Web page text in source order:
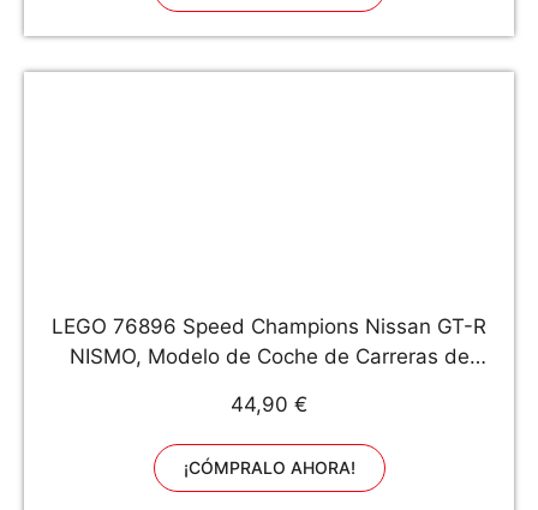
LEGO 76896 Speed Champions Nissan GT-R
NISMO, Modelo de Coche de Carreras de
44,90 €
¡CÓMPRALO AHORA!